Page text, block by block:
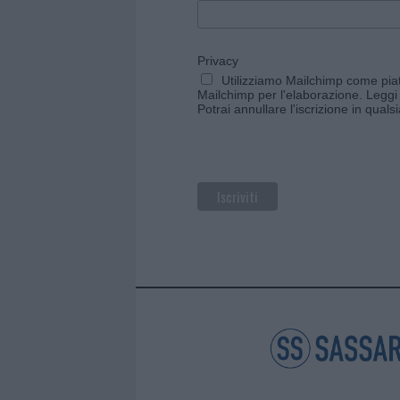
Privacy
Utilizziamo Mailchimp come
Mailchimp per l'elaborazione.
Potrai annullare l'iscrizione in